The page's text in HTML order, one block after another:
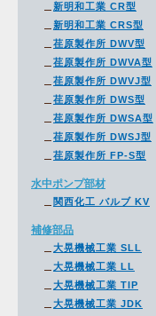
新明和工業 CR型
新明和工業 CRS型
荏原製作所 DWV型
荏原製作所 DWVA型
荏原製作所 DWVJ型
荏原製作所 DWS型
荏原製作所 DWSA型
荏原製作所 DWSJ型
荏原製作所 FP-S型
水中ポンプ部材
関西化工 バルブ KV
補修部品
大晃機械工業 SLL
大晃機械工業 LL
大晃機械工業 TIP
大晃機械工業 JDK